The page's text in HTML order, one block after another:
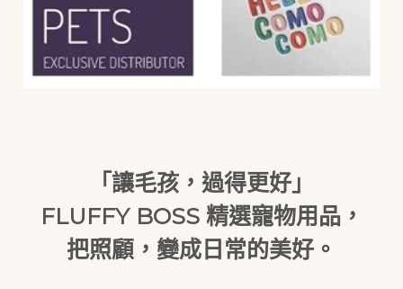
「讓毛孩，過得更好」
FLUFFY BOSS 精選寵物用品，
把照顧，變成日常的美好。